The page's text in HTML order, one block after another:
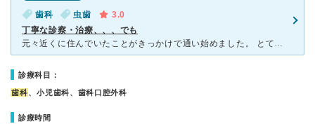
歯科 虫歯
3.0
丁寧な診察・治療、、、でも
元々近くに住んでいたことがきっかけで通い始めました。 とても小さな歯科医院でご高齢な先生ひとりで治療されています。 通い始めた頃はスタッフ3名ほどが常駐されてましたが、最近では受付兼歯科衛生士さん
診療科目：
歯科、小児歯科、歯科口腔外科
診療時間